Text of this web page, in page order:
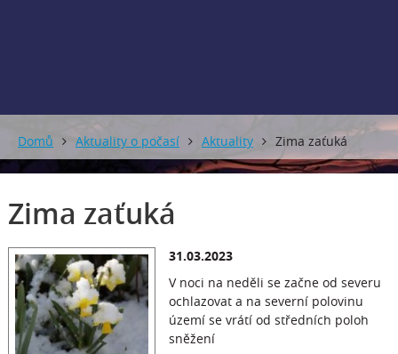
Domů Aktuality o počasí Aktuality Zima zaťuká
Zima zaťuká
31.03.2023
V noci na neděli se začne od severu
ochlazovat a na severní polovinu
území se vrátí od středních poloh
sněžení